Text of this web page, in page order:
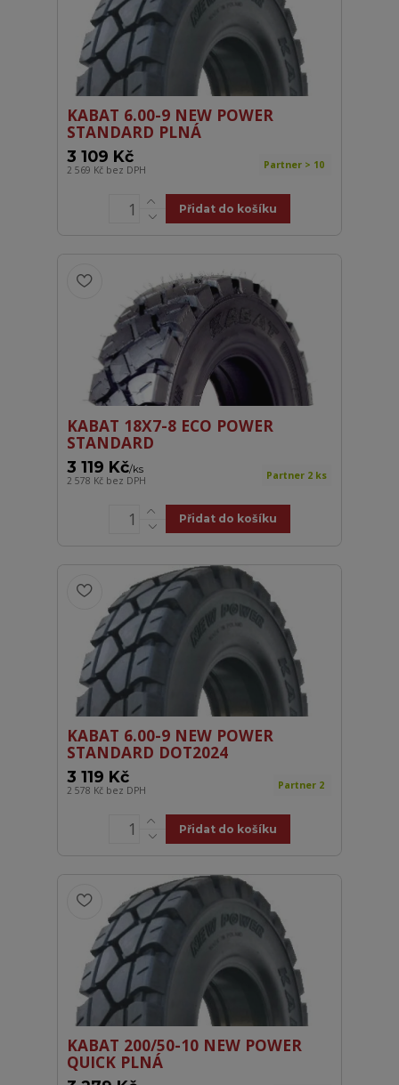
KABAT 6.00-9 NEW POWER
STANDARD PLNÁ
3 109 Kč
2 569 Kč bez DPH Partner > 10
Přidat do košíku
KABAT 18X7-8 ECO POWER
STANDARD
3 119 Kč/ks
2 578 Kč bez DPH Partner 2 ks
Přidat do košíku
KABAT 6.00-9 NEW POWER
STANDARD DOT2024
3 119 Kč
2 578 Kč bez DPH Partner 2
Přidat do košíku
KABAT 200/50-10 NEW POWER
QUICK PLNÁ